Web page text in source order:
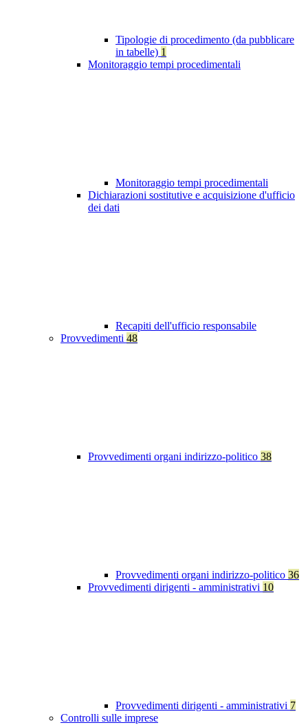
Tipologie di procedimento (da pubblicare
in tabelle) 1
Monitoraggio tempi procedimentali
Monitoraggio tempi procedimentali
Dichiarazioni sostitutive e acquisizione d'ufficio
dei dati
Recapiti dell'ufficio responsabile
Provvedimenti 48
Provvedimenti organi indirizzo-politico 38
Provvedimenti organi indirizzo-politico 36
Provvedimenti dirigenti - amministrativi 10
Provvedimenti dirigenti - amministrativi 7
Controlli sulle imprese